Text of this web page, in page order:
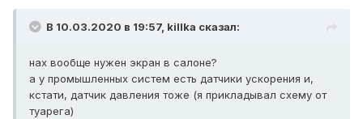
В 10.03.2020 в 19:57, killka сказал:
нах вообще нужен экран в салоне?
а у промышленных систем есть датчики ускорения и,
кстати, датчик давления тоже (я прикладывал схему от
туарега)